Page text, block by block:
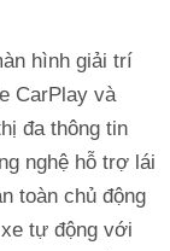
hình giải trí
CarPlay và
đa thông tin
nghệ hỗ trợ lái
toàn chủ động
tự động với